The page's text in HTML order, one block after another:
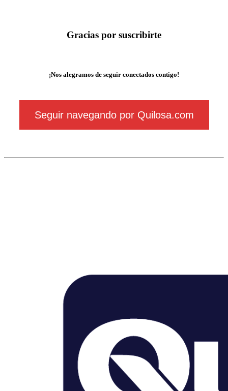
Gracias por suscribirte
¡Nos alegramos de seguir conectados contigo!
Seguir navegando por Quilosa.com